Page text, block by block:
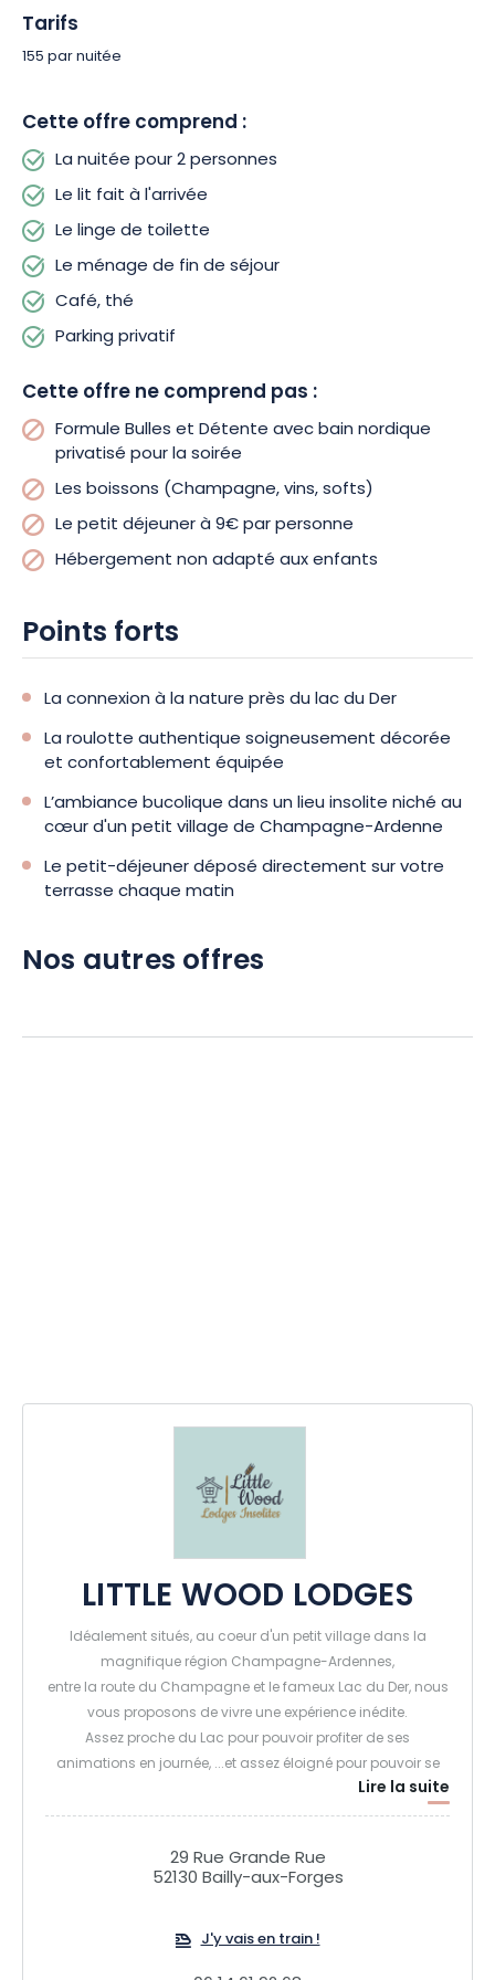
Profitez également de notre formule Bulles & Détente
comprenant la privatisation de notre bain nordique pour la
La réservation de cette formule doit être effectuée à l’avance.
Tarifs
155 par nuitée
Cette offre comprend :
La nuitée pour 2 personnes
Le lit fait à l'arrivée
Le linge de toilette
Le ménage de fin de séjour
Café, thé
Parking privatif
Cette offre ne comprend pas :
Formule Bulles et Détente avec bain nordique
privatisé pour la soirée
Les boissons (Champagne, vins, softs)
Le petit déjeuner à 9€ par personne
Hébergement non adapté aux enfants
Points forts
La connexion à la nature près du lac du Der
La roulotte authentique soigneusement décorée
et confortablement équipée
L’ambiance bucolique dans un lieu insolite niché au
cœur d'un petit village de Champagne-Ardenne
Le petit-déjeuner déposé directement sur votre
terrasse chaque matin
Nos autres offres
LITTLE WOOD LODGES
Idéalement situés, au coeur d'un petit village dans la
magnifique région Champagne-Ardennes,
entre la route du Champagne et le fameux Lac du Der, nous
vous proposons de vivre une expérience inédite.
Assez proche du Lac pour pouvoir profiter de ses
animations en journée, ...et assez éloigné pour pouvoir se
reposer au calme d'une journée bien agitée, loin du tumulte
touristique et des moustiques.
quotidien et vous reconnecter à la nature environnante,
écouter le chant des oiseaux.
Lire la suite
29 Rue Grande Rue
52130 Bailly-aux-Forges
J'y vais en train !